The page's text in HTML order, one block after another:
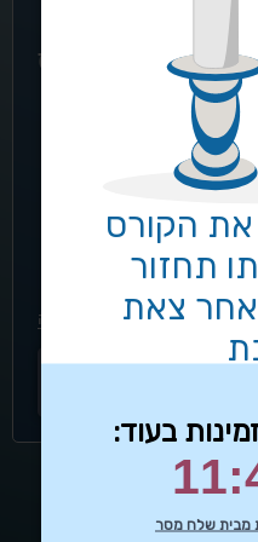
הכנסות
לקורס !
גישה לתוכן הקורס
שכחתי סיסמה